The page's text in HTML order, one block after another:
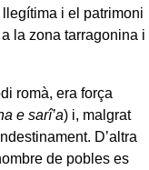
i el patrimoni
la zona tarragonina i
romà, era força
e sarî’a) i, malgrat
D’altra
de pobles es